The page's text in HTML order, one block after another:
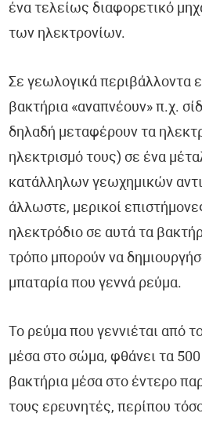
ένα τελείως διαφορετικό
των ηλεκτρονίων.
Σε γεωλογικά περιβάλλοντα
βακτήρια «αναπνέουν» π.χ.
δηλαδή μεταφέρουν τα
ηλεκτρισμό τους) σε ένα
κατάλληλων γεωχημικών
άλλωστε, μερικοί
ηλεκτρόδιο σε αυτά τα
τρόπο μπορούν να
μπαταρία που γεννά ρεύμα.
Το ρεύμα που γεννιέται από
μέσα στο σώμα, φθάνει τα
βακτήρια μέσα στο έντερο
τους ερευνητές, περίπου